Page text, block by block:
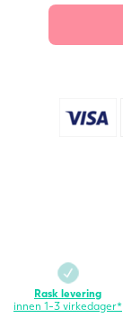
Rask levering
innen 1-3 virkedager*